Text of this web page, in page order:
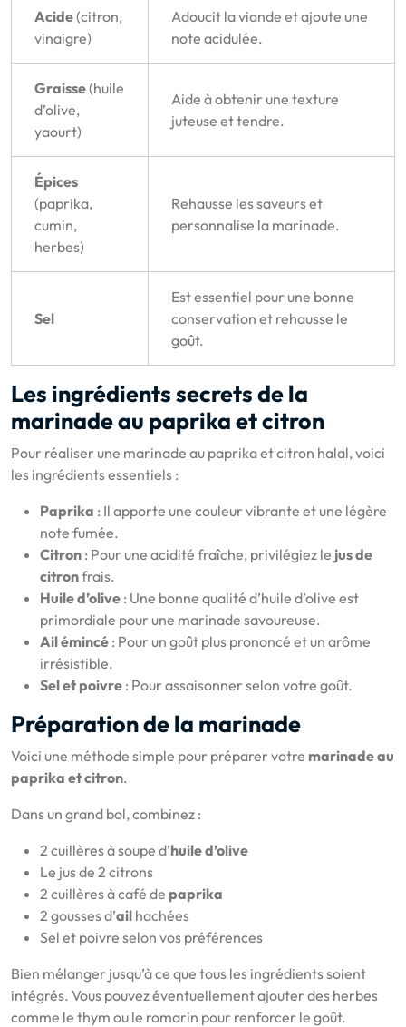
Acide(citron,
vinaigre)
Adoucit la viande et ajoute une
note acidulée.
Graisse(huile
d’olive,
yaourt)
Aide à obtenir une texture
juteuse et tendre.
Épices
(paprika,
cumin,
herbes)
Rehausse les saveurs et
personnalise la marinade.
Sel
Est essentiel pour une bonne
conservation et rehausse le
goût.
Les ingrédients secrets de la
marinade au paprika et citron
Pour réaliser une marinade au paprika et citron halal, voici
les ingrédients essentiels :
Paprika : Il apporte une couleur vibrante et une légère
note fumée.
Citron : Pour une acidité fraîche, privilégiez le jus de
citronfrais.
Huile d’olive : Une bonne qualité d’huile d’olive est
primordiale pour une marinade savoureuse.
Ail émincé : Pour un goût plus prononcé et un arôme
irrésistible.
Sel et poivre : Pour assaisonner selon votre goût.
Préparation de la marinade
Voici une méthode simple pour préparer votre marinade au
paprika et citron.
Dans un grand bol, combinez :
2 cuillères à soupe d’huile d’olive
Le jus de 2 citrons
2 cuillères à café de paprika
2 gousses d’ail hachées
Sel et poivre selon vos préférences
Bien mélanger jusqu’à ce que tous les ingrédients soient
intégrés. Vous pouvez éventuellement ajouter des herbes
comme le thym ou le romarin pour renforcer le goût.